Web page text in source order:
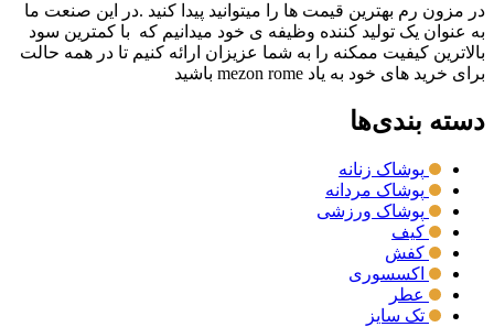
در مزون رم بهترین قیمت ها را میتوانید پیدا کنید .در این صنعت ما
به عنوان یک تولید کننده وظیفه ی خود میدانیم که با کمترین سود
بالاترین کیفیت ممکنه را به شما عزیزان ارائه کنیم تا در همه حالت
برای خرید های خود به یاد mezon rome باشید
دسته بندی‌ها
پوشاک زنانه
پوشاک مردانه
پوشاک ورزشی
کیف
کفش
اکسسوری
عطر
تک سایز